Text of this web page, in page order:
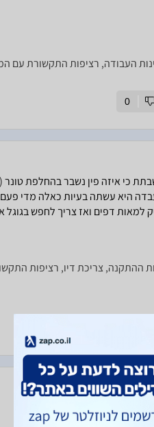
העבודה, רציפות התקשורת עם
0
כי איזה פין נשבר בהחלפת
דפים ואז צריך לחפש בגוגל
ההתקנה, צריכת דיו, רציפות